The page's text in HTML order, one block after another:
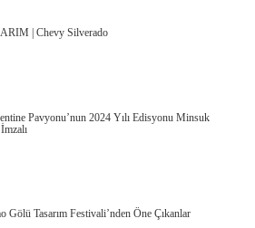
| Chevy Silverado
Pavyonu’nun 2024 Yılı Edisyonu Minsuk
Gölü Tasarım Festivali’nden Öne Çıkanlar